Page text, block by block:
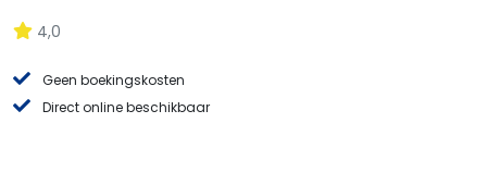
4,0
Geen boekingskosten
Direct online beschikbaar